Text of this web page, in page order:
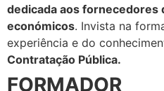
dedicada aos
económicos. Invista na
experiência e do
Contratação Pública.
FORMADOR